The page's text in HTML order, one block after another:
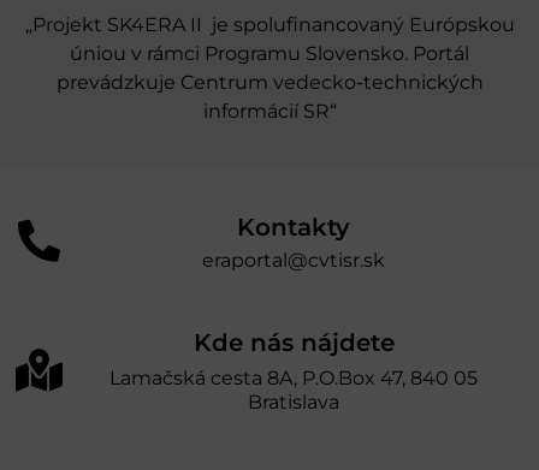
„Projekt SK4ERA II je spolufinancovaný Európskou
úniou v rámci Programu Slovensko. Portál
prevádzkuje Centrum vedecko-technických
informácií SR“
Kontakty
eraportal@cvtisr.sk
Kde nás nájdete
Lamačská cesta 8A, P.O.Box 47, 840 05
Bratislava